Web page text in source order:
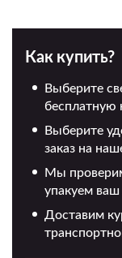
Как купить?
Выберите
бесплатную
Выберите
заказ на
Мы
упакуем ваш
Доставим